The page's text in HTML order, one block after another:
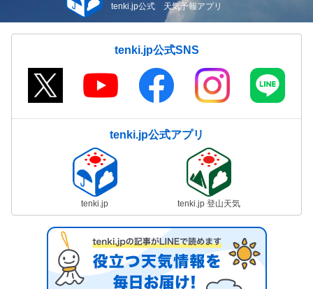
tenki.jp公式 天気予報アプリ
tenki.jp公式SNS
tenki.jp公式アプリ
tenki.jp tenki.jp 登山天気